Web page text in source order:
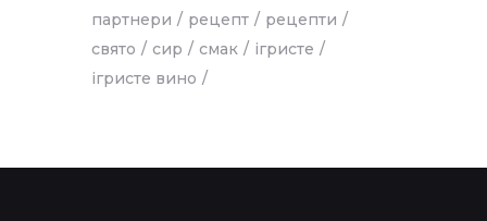
партнери
рецепт
рецепти
свято
сир смак
ігристе
ігристе вино